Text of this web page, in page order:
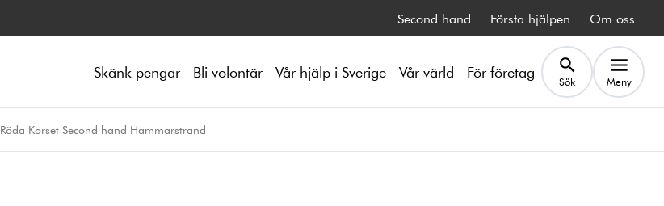
Second hand Första hjälpen Om oss
Skänk pengar Bli volontär Vår hjälp i Sverige Vår värld För företag Sök Meny
Röda Korset Second hand Hammarstrand